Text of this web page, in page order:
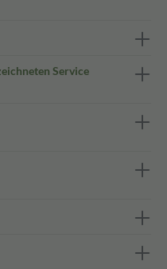
Service